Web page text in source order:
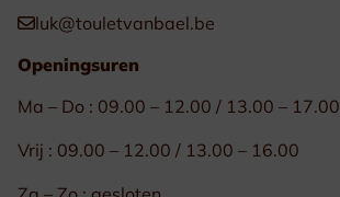
luk@touletvanbael.be
Openingsuren
Ma – Do : 09.00 – 12.00 / 13.00 – 17.00
Vrij : 09.00 – 12.00 / 13.00 – 16.00